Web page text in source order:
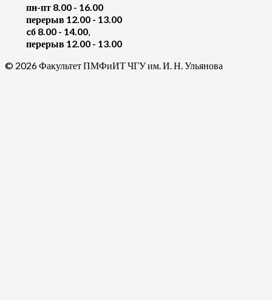
пн-пт 8.00 - 16.00
перерыв 12.00 - 13.00
cб 8.00 - 14.00,
перерыв 12.00 - 13.00
© 2026 Факультет ПМФиИТ ЧГУ им. И. Н. Ульянова